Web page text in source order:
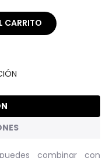
combinar con